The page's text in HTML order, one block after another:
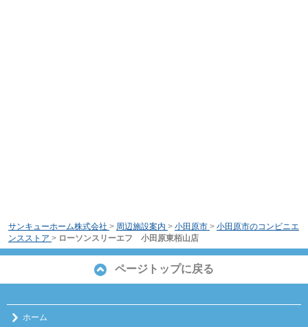
サンキューホーム株式会社 > 周辺施設案内 > 小田原市 > 小田原市のコンビニエ
ンスストア > ローソンスリーエフ 小田原東栢山店
ページトップに戻る
ホーム